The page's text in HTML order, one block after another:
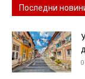
Последни